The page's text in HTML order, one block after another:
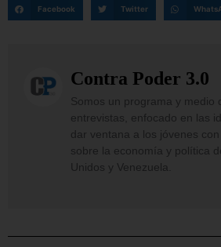
Facebook Twitter
Contra Poder 3.0
Somos un programa y medio
entrevistas, enfocado en las
dar ventana a los jóvenes
sobre la economía y política
Unidos y Venezuela.